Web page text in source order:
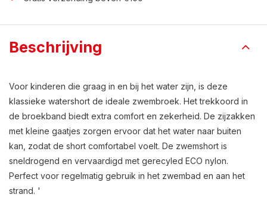
Beschrijving
Voor kinderen die graag in en bij het water zijn, is deze
klassieke watershort de ideale zwembroek. Het trekkoord in
de broekband biedt extra comfort en zekerheid. De zijzakken
met kleine gaatjes zorgen ervoor dat het water naar buiten
kan, zodat de short comfortabel voelt. De zwemshort is
sneldrogend en vervaardigd met gerecyled ECO nylon.
Perfect voor regelmatig gebruik in het zwembad en aan het
strand. '